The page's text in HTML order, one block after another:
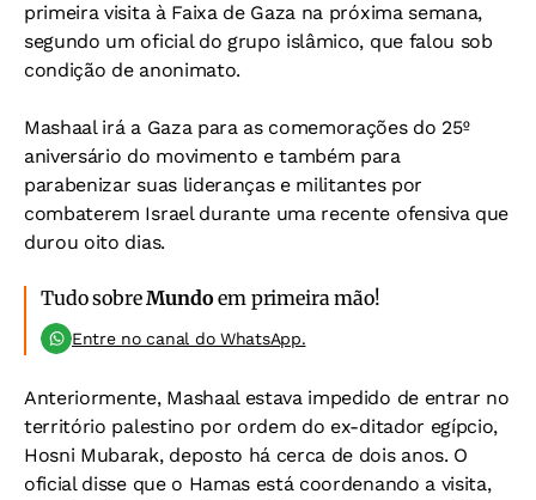
primeira visita à Faixa de Gaza na próxima semana,
segundo um oficial do grupo islâmico, que falou sob
condição de anonimato.
Mashaal irá a Gaza para as comemorações do 25º
aniversário do movimento e também para
parabenizar suas lideranças e militantes por
combaterem Israel durante uma recente ofensiva que
durou oito dias.
Tudo sobreMundo em primeira mão!
Entre no canal do WhatsApp.
Anteriormente, Mashaal estava impedido de entrar no
território palestino por ordem do ex-ditador egípcio,
Hosni Mubarak, deposto há cerca de dois anos. O
oficial disse que o Hamas está coordenando a visita,